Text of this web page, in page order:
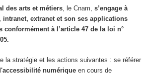
des arts et métiers, le Cnam, s’engage à
intranet, extranet et son ses applications
conformément à l’article 47 de la loi n°
la stratégie et les actions suivantes : se référer
numériqueen cours de